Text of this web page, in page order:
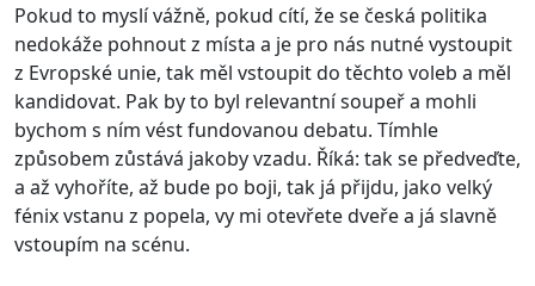
Pokud to myslí vážně, pokud cítí, že se česká politika
nedokáže pohnout z místa a je pro nás nutné vystoupit
z Evropské unie, tak měl vstoupit do těchto voleb a měl
kandidovat. Pak by to byl relevantní soupeř a mohli
bychom s ním vést fundovanou debatu. Tímhle
způsobem zůstává jakoby vzadu. Říká: tak se předveďte,
a až vyhoříte, až bude po boji, tak já přijdu, jako velký
fénix vstanu z popela, vy mi otevřete dveře a já slavně
vstoupím na scénu.